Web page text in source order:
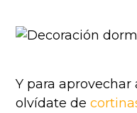
Y para
olvídate de